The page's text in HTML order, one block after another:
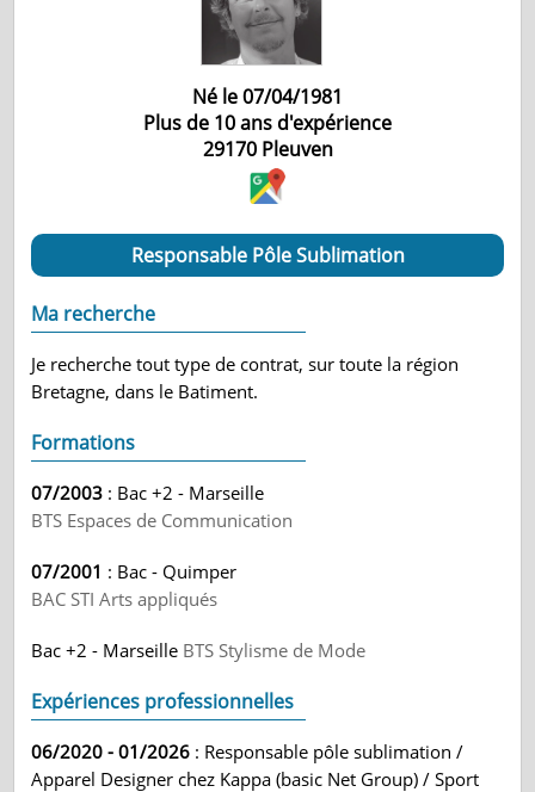
Né le 07/04/1981
Plus de 10 ans d'expérience
29170 Pleuven
Responsable Pôle Sublimation
Ma recherche
Je recherche tout type de contrat, sur toute la région
Bretagne, dans le Batiment.
Formations
07/2003 : Bac +2 - Marseille
BTS Espaces de Communication
07/2001 : Bac - Quimper
BAC STI Arts appliqués
Bac +2 - Marseille BTS Stylisme de Mode
Expériences professionnelles
06/2020 - 01/2026 : Responsable pôle sublimation /
Apparel Designer chez Kappa (basic Net Group) / Sport